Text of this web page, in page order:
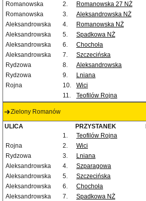
Romanowska
2.
Romanowska 27 NŻ
Romanowska
3. Aleksandrowska NŻ
Aleksandrowska
4. Romanowska NŻ
Aleksandrowska
5. Spadkowa NŻ
Aleksandrowska
6. Chochoła
Aleksandrowska
7. Szczecińska
Rydzowa
8. Aleksandrowska
Rydzowa
9. Lniana
Rojna
10. Wici
11.
Teofilów Rojna
Zielony Romanów
ULICA PRZYSTANEK
1.
Teofilów Rojna
Rojna
2. Wici
Rydzowa
3. Lniana
Aleksandrowska
4. Szparagowa
Aleksandrowska
5. Szczecińska
Aleksandrowska
6. Chochoła
Aleksandrowska
7. Spadkowa NŻ